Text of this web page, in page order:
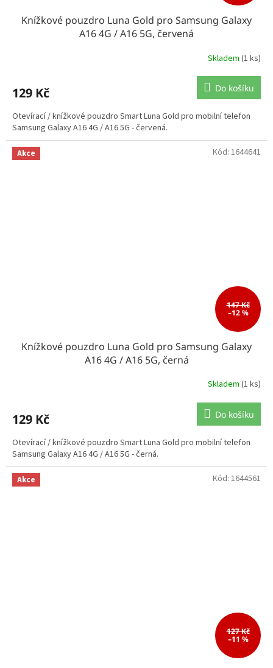
Knížkové pouzdro Luna Gold pro Samsung Galaxy
A16 4G / A16 5G, červená
Skladem (1 ks)
129 Kč Do košíku
Otevírací / knížkové pouzdro Smart Luna Gold pro mobilní telefon
Samsung Galaxy A16 4G / A16 5G - červená.
Akce
147 Kč
–12 %
Knížkové pouzdro Luna Gold pro Samsung Galaxy
A16 4G / A16 5G, černá
Skladem (1 ks)
129 Kč Do košíku
Otevírací / knížkové pouzdro Smart Luna Gold pro mobilní telefon
Samsung Galaxy A16 4G / A16 5G - černá.
Kód: 1644641
Akce
127 Kč
–11 %
Kód: 1644561